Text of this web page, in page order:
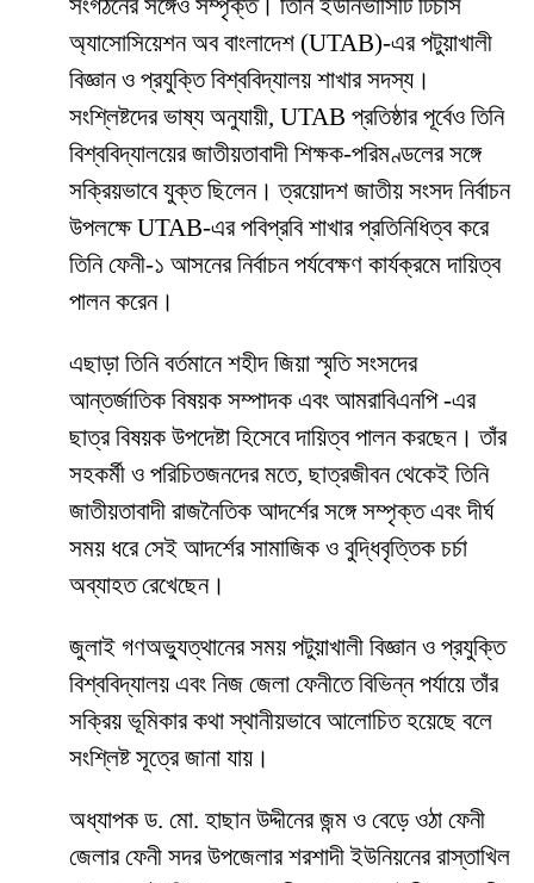
সংগঠনের সঙ্গেও সম্পৃক্ত। তিনি ইউনিভার্সিটি টিচার্স
অ্যাসোসিয়েশন অব বাংলাদেশ (UTAB)-এর পটুয়াখালী
বিজ্ঞান ও প্রযুক্তি বিশ্ববিদ্যালয় শাখার সদস্য।
সংশ্লিষ্টদের ভাষ্য অনুযায়ী, UTAB প্রতিষ্ঠার পূর্বেও তিনি
বিশ্ববিদ্যালয়ের জাতীয়তাবাদী শিক্ষক-পরিমণ্ডলের সঙ্গে
সক্রিয়ভাবে যুক্ত ছিলেন। ত্রয়োদশ জাতীয় সংসদ নির্বাচন
উপলক্ষে UTAB-এর পবিপ্রবি শাখার প্রতিনিধিত্ব করে
তিনি ফেনী-১ আসনের নির্বাচন পর্যবেক্ষণ কার্যক্রমে দায়িত্ব
পালন করেন।
এছাড়া তিনি বর্তমানে শহীদ জিয়া স্মৃতি সংসদের
আন্তর্জাতিক বিষয়ক সম্পাদক এবং আমরাবিএনপি -এর
ছাত্র বিষয়ক উপদেষ্টা হিসেবে দায়িত্ব পালন করছেন। তাঁর
সহকর্মী ও পরিচিতজনদের মতে, ছাত্রজীবন থেকেই তিনি
জাতীয়তাবাদী রাজনৈতিক আদর্শের সঙ্গে সম্পৃক্ত এবং দীর্ঘ
সময় ধরে সেই আদর্শের সামাজিক ও বুদ্ধিবৃত্তিক চর্চা
অব্যাহত রেখেছেন।
জুলাই গণঅভ্যুত্থানের সময় পটুয়াখালী বিজ্ঞান ও প্রযুক্তি
বিশ্ববিদ্যালয় এবং নিজ জেলা ফেনীতে বিভিন্ন পর্যায়ে তাঁর
সক্রিয় ভূমিকার কথা স্থানীয়ভাবে আলোচিত হয়েছে বলে
সংশ্লিষ্ট সূত্রে জানা যায়।
অধ্যাপক ড. মো. হাছান উদ্দীনের জন্ম ও বেড়ে ওঠা ফেনী
জেলার ফেনী সদর উপজেলার শরশাদী ইউনিয়নের রাস্তাখিল